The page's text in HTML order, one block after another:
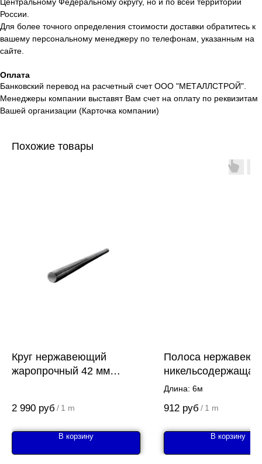
Центральному Федеральному округу, но и по всей территории
России.
Для более точного определения стоимости доставки обратитесь к
вашему персональному менеджеру по телефонам, указанным на
сайте.
Оплата
Банковский перевод на расчетный счет ООО "МЕТАЛЛСТРОЙ".
Менеджеры компании выставят Вам счет на оплату по реквизитам
Вашей организации (Карточка компании)
Похожие товары
Круг нержавеющий
жаропрочный 42 мм
2 990 руб / 1 m
В корзину
Полоса
никельсодержащая
AISI 304
Длина: 6м
912 руб / 1 m
В корзину